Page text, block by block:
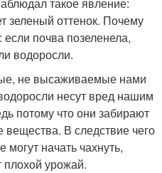
зеленый оттенок. Почему
почва позеленела,
водоросли.
не высаживаемые нами
несут вред нашим
потому что они забирают
В следствие чего
начать чахнуть,
плохой урожай.